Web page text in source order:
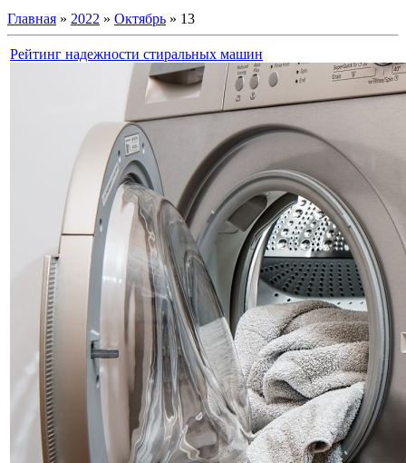
Главная » 2022 » Октябрь » 13
Рейтинг надежности стиральных машин